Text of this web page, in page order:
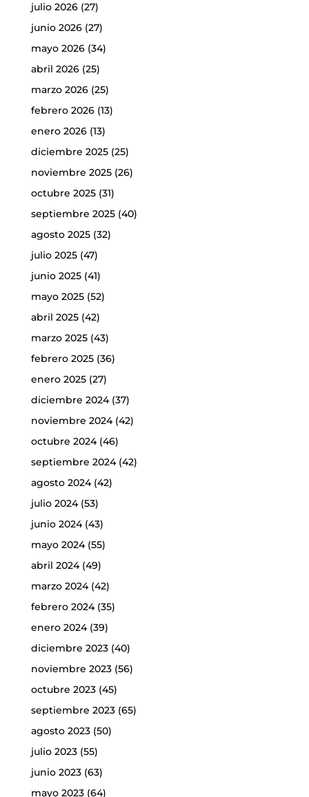
julio 2026(27)
junio 2026(27)
mayo 2026(34)
abril 2026(25)
marzo 2026(25)
febrero 2026(13)
enero 2026(13)
diciembre 2025(25)
noviembre 2025(26)
octubre 2025(31)
septiembre 2025(40)
agosto 2025(32)
julio 2025(47)
junio 2025(41)
mayo 2025(52)
abril 2025(42)
marzo 2025(43)
febrero 2025(36)
enero 2025(27)
diciembre 2024(37)
noviembre 2024(42)
octubre 2024(46)
septiembre 2024(42)
agosto 2024(42)
julio 2024(53)
junio 2024(43)
mayo 2024(55)
abril 2024(49)
marzo 2024(42)
febrero 2024(35)
enero 2024(39)
diciembre 2023(40)
noviembre 2023(56)
octubre 2023(45)
septiembre 2023(65)
agosto 2023(50)
julio 2023(55)
junio 2023(63)
mayo 2023(64)